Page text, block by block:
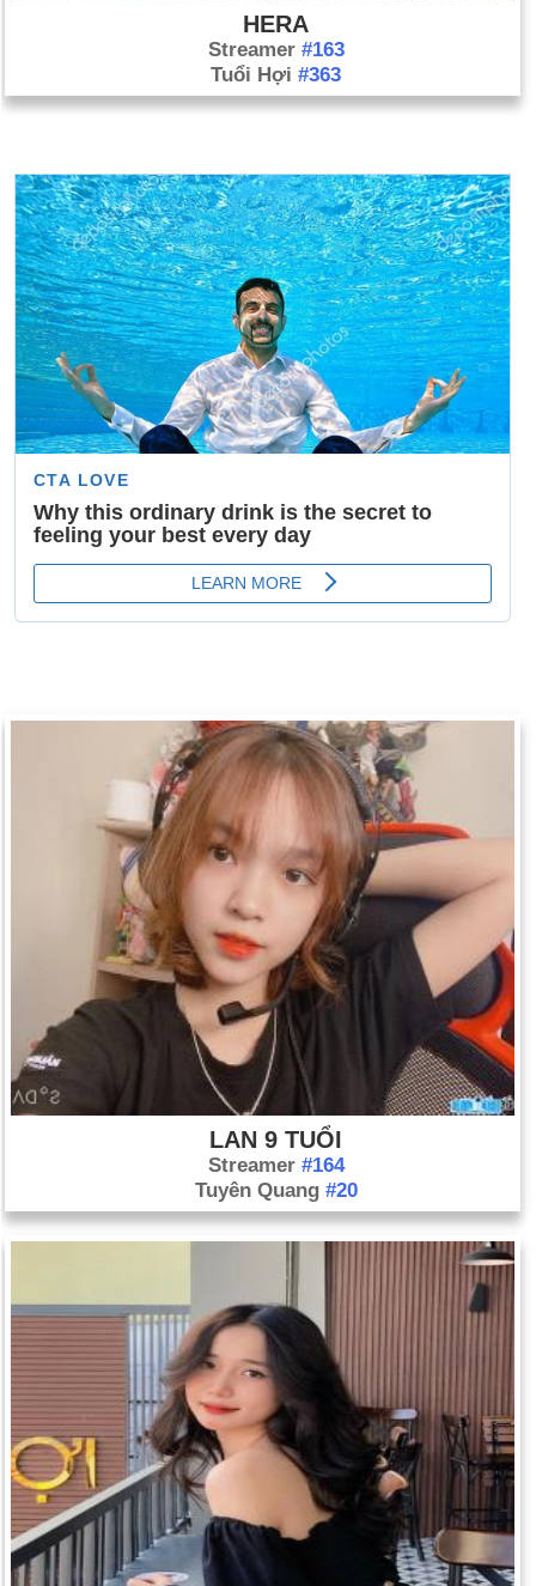
HERA
Streamer #163
Tuổi Hợi #363
LAN 9 TUỔI
Streamer #164
Tuyên Quang #20